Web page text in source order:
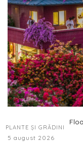
PLANTE ȘI GRĂDINI
5 august 2026